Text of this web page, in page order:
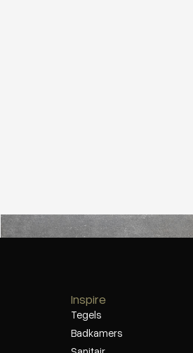
Beste Koop 800X800 Phorma Musk
Inspire
Tegels
Badkamers